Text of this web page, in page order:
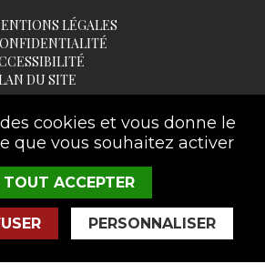
LÉGALES
DU SITE
D'INFORMATION
EMAIL:
cookies et vous donne le
que vous souhaitez activer
ACCEPTER
PERSONNALISER